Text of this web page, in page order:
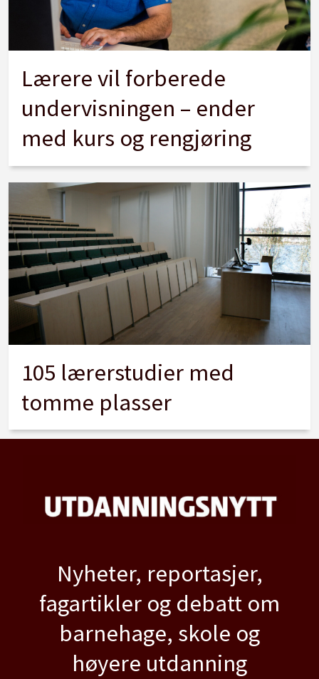
Lærere vil forberede
undervisningen – ender
med kurs og rengjøring
105 lærerstudier med
tomme plasser
Nyheter, reportasjer,
fagartikler og debatt om
barnehage, skole og
høyere utdanning